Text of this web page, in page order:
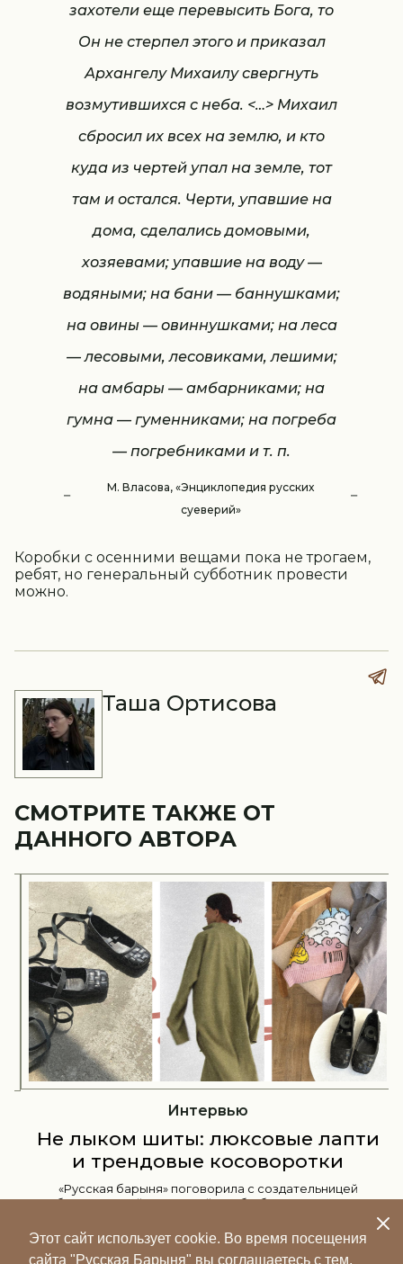
Этот сайт использует cookie. Во время посещения
сайта "Русская Барыня" вы соглашаетесь с тем,
захотели еще перевысить Бога, то
Он не стерпел этого и приказал
Архангелу Михаилу свергнуть
возмутившихся с неба. <…> Михаил
сбросил их всех на землю, и кто
куда из чертей упал на земле, тот
там и остался. Черти, упавшие на
дома, сделались домовыми,
хозяевами; упавшие на воду —
водяными; на бани — баннушками;
на овины — овиннушками; на леса
— лесовыми, лесовиками, лешими;
на амбары — амбарниками; на
гумна — гуменниками; на погреба
— погребниками и т. п.
М. Власова, «Энциклопедия русских
суеверий»
Коробки с осенними вещами пока не трогаем,
ребят, но генеральный субботник провести
можно.
Таша Ортисова
СМОТРИТЕ ТАКЖЕ ОТ
ДАННОГО АВТОРА
Интервью
Не лыком шиты: люксовые лапти
и трендовые косоворотки
«Русская барыня» поговорила с создательницей
бренда Лилей Захаровой, чтобы больше узнать о